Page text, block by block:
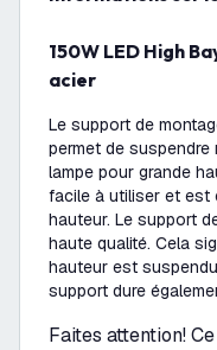
150W LED High Bay Support de montage en
acier
Le support de
permet de
lampe pour grande
facile à utiliser et est
hauteur. Le support
haute qualité. Cela
hauteur est
support dure
Faites attention!